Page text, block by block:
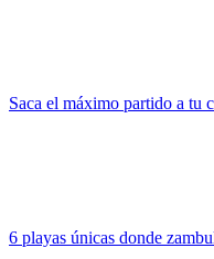
Saca el máximo partido a tu
6 playas únicas donde